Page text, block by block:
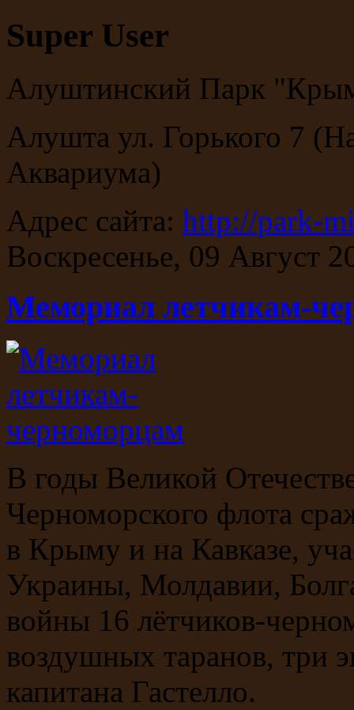
Super User
Алуштинский Парк
Алушта ул. Горького 7
Аквариума)
Адрес сайта: http://park-
Воскресенье, 09 Август
Мемориал летчикам-
В годы Великой
Черноморского флота
в Крыму и на Кавказе,
Украины, Молдавии,
войны 16 лётчиков-
воздушных таранов, три
капитана Гастелло.